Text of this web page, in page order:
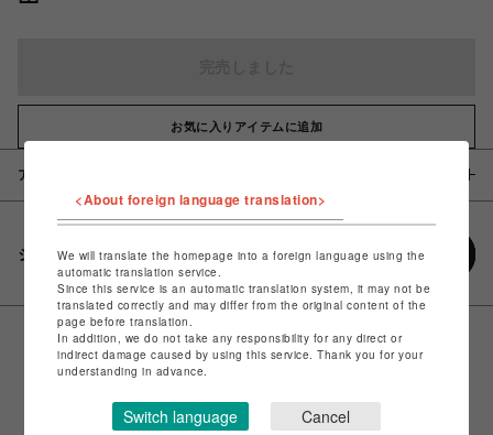
お気に入りアイテムに追加
アイテム説明 / 素材
シェアする
<About foreign language translation>
We will translate the homepage into a foreign language using the
automatic translation service.
Since this service is an automatic translation system, it may not be
translated correctly and may differ from the original content of the
page before translation.
In addition, we do not take any responsibility for any direct or
indirect damage caused by using this service. Thank you for your
understanding in advance.
Switch language Cancel